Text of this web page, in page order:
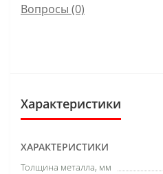
Вопросы (0)
Характеристики
ХАРАКТЕРИСТИКИ
Толщина металла, мм